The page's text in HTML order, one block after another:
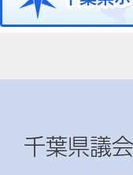
千葉県議会